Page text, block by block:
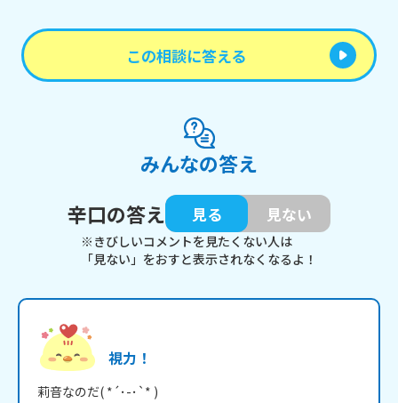
この相談に答える
みんなの答え
辛口の答え
見る 見ない
※きびしいコメントを見たくない人は
「見ない」をおすと表示されなくなるよ！
視力！
莉音なのだ( *´･-･`* )